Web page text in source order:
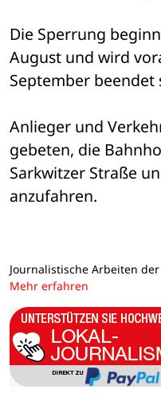
Die Sperrung
August und wird
September beendet
Anlieger und
gebeten, die
Sarkwitzer Straße
anzufahren.
Journalistische Arbeiten
Mehr erfahren